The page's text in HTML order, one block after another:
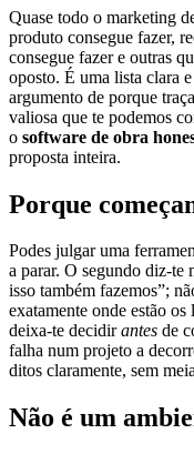
Quase todo o marketing
produto consegue fazer,
consegue fazer e outras
oposto. É uma lista clara
argumento de porque
valiosa que te podemos
o software de obra
proposta inteira.
Porque
Podes julgar uma
a parar. O segundo diz-te
isso também fazemos”;
exatamente onde estão
deixa-te decidirantes de
falha num projeto a
ditos claramente, sem
Não é um